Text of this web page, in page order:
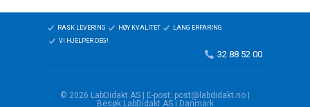
RASK LEVERING HØY KVALITET
LANG ERFARING
VI HJELPER DEG!
32 88 52 00
© 2026 LabDidakt AS | E-post: post@labdidakt.no |
Besøk LabDidakt AS i Danmark